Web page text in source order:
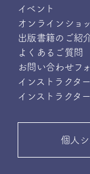
イベント
オンラインショ
出版書籍のご紹
よくあるご質問
お問い合わせフ
インストラクタ
インストラクタ
個人シ